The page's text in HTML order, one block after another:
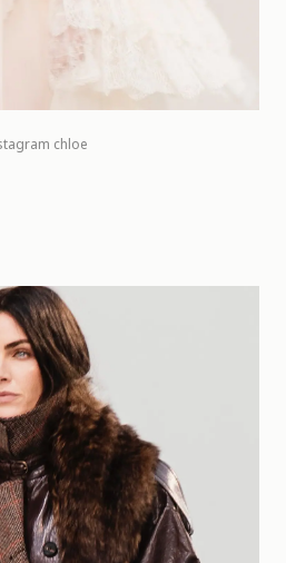
chloe